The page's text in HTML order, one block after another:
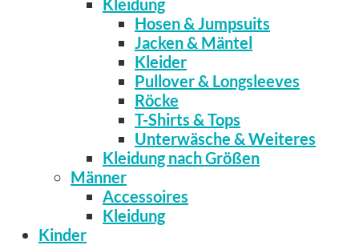
Kleidung
Hosen & Jumpsuits
Jacken & Mäntel
Kleider
Pullover & Longsleeves
Röcke
T-Shirts & Tops
Unterwäsche & Weiteres
Kleidung nach Größen
Männer
Accessoires
Kleidung
Kinder